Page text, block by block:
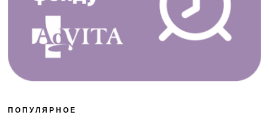
ПОПУЛЯРНОЕ